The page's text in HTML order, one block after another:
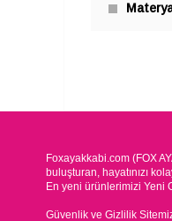
Foxayakkabi.com (FOX
buluşturan, hayatınızı
En yeni ürünlerimizi Yeni
Güvenlik ve Gizlilik